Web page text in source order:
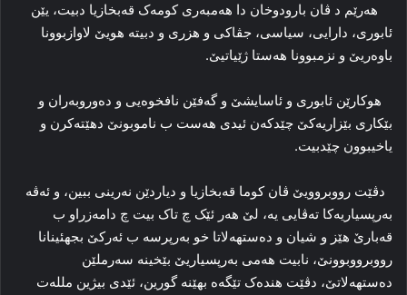
هەرێم د ڤان بارودوخان دا هەمبەری کومەک قەبخازیا دبیت، یێن
ئابوری، دارایی، سیاسی، جڤاکی و هزری و دبیتە هویێ لاوازبوونا
باوەریێ و نزمبوونا هەستا ژێیاتیێ.
هوکارێن ئابوری و ئاسایشێ و گەفێن نافخوەیی و دەوروبەران و
بێکاری بێزاریەکێ چێدکەن ئیدی هەست ب ناموبونێ دهێتەکرن و
یاخیبوون چێدبیت.
دڤێت رووبروویێ ڤان کوما قەبخازیا و دیاردێن نەرینی ببین، و ئەڤە
بەرپسیاریەکا تەڤایی یە، لێ هەر ئێک چ تاک بیت چ دامەزراو ب
قەبارێ هێز و شیان و دەستهەلاتا خو بەرپرسە ب ئەرکێ بجهئینانا
رووبرووبوونێ، نابیت هەمی بەرپسیاریێ بێخینە سەرملێن
دەستهەلاتێ، دڤێت هندەک تێگەه بهێنە گورین، ئێدی بیژین مللەت